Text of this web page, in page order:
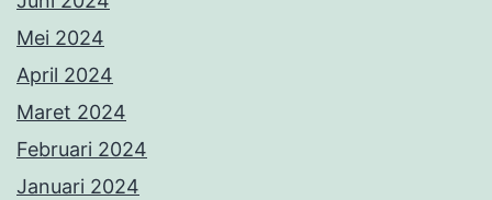
Mei 2024
April 2024
Maret 2024
Februari 2024
Januari 2024